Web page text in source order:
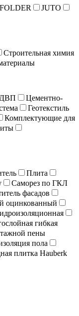
FOLDER
JUTO
Строительная химия
Цементно-
Геотекстиль
Комплектующие для
Плита
Саморез по ГКЛ
фасадов
оцинкованный
гибкая
пены
пола
плитка Hauberk